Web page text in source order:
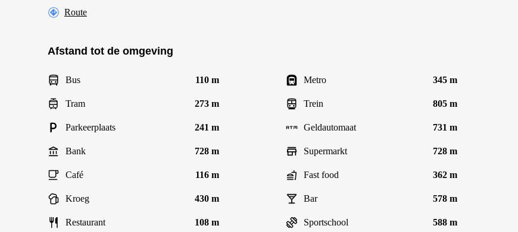
Route
Afstand tot de omgeving
Bus 110 m Metro 345 m
Tram 273 m Trein 805 m
Parkeerplaats 241 m Geldautomaat 731 m
Bank 728 m Supermarkt 728 m
Café 116 m Fast food 362 m
Kroeg 430 m Bar 578 m
Restaurant 108 m Sportschool 588 m